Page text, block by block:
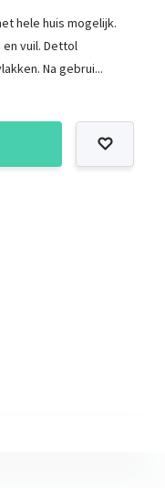
hele huis mogelijk.
vuil. Dettol
Na gebrui...